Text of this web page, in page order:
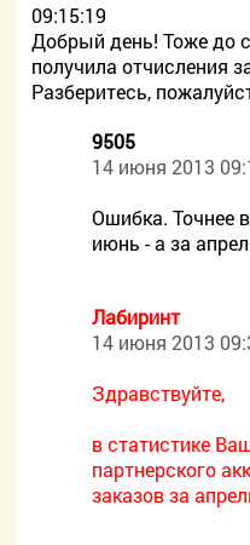
09:15:19
Добрый день! Тоже до
получила отчисления
Разберитесь,
9505
14 июня 2013
Ошибка. Точнее
июнь - а за
Лабиринт
14 июня 2013
Здравствуйте,
в статистике
партнерского
заказов за